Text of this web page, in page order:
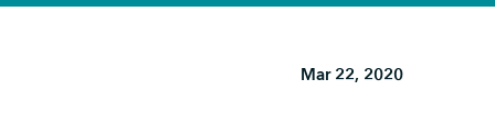
Mar 22, 2020